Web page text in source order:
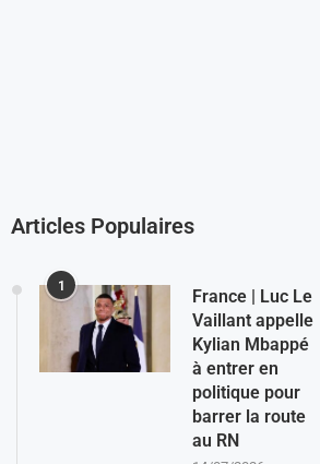
Articles Populaires
1
France | Luc Le
Vaillant appelle
Kylian Mbappé
à entrer en
politique pour
barrer la route
au RN